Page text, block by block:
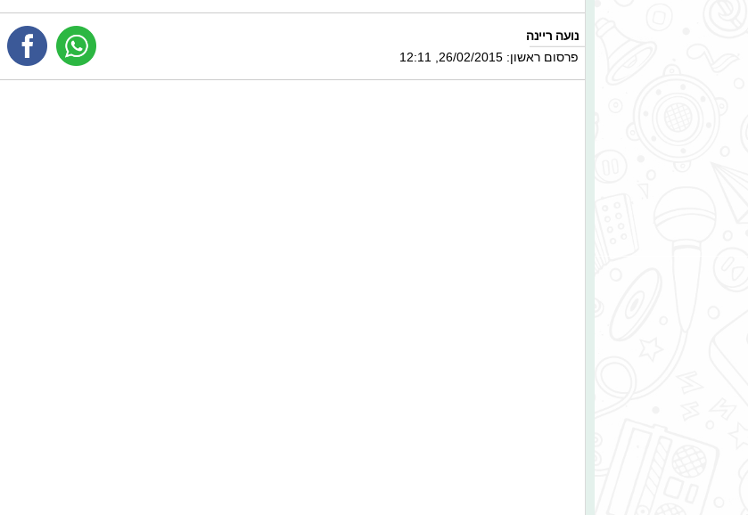
נועה ריינה
פרסום ראשון: 26/02/2015, 12:11